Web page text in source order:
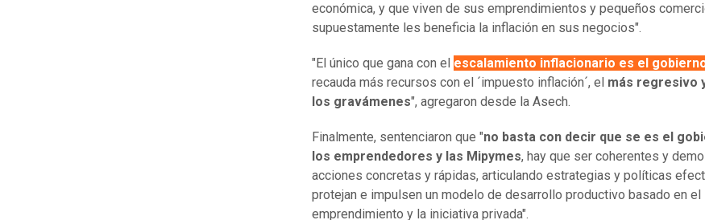
económica, y que viven de sus emprendimientos y pequeños
supuestamente les beneficia la inflación en sus negocios".
"El único que gana con el escalamiento inflacionario es el
recauda más recursos con el ´impuesto inflación´, el más regresivo
los gravámenes", agregaron desde la Asech.
Finalmente, sentenciaron que "no basta con decir que se es el
los emprendedores y las Mipymes, hay que ser coherentes y
acciones concretas y rápidas, articulando estrategias y políticas
protejan e impulsen un modelo de desarrollo productivo basado en el
emprendimiento y la iniciativa privada".